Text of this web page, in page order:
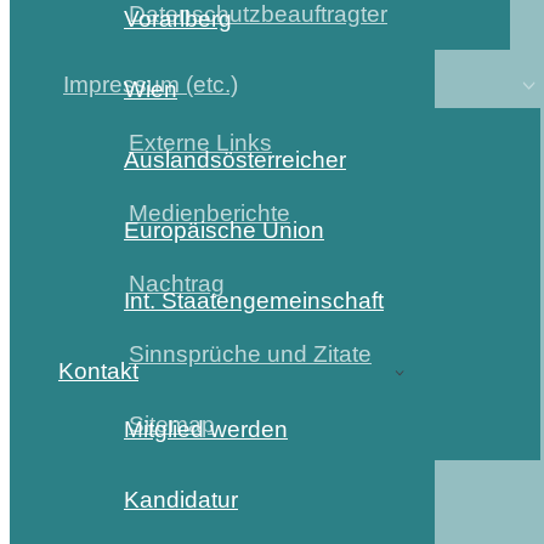
Datenschutzbeauftragter
Impressum (etc.)
Externe Links
Medienberichte
Nachtrag
Sinnsprüche und Zitate
Sitemap
Vorarlberg
Wien
Auslandsösterreicher
Europäische Union
Int. Staatengemeinschaft
Kontakt
Mitglied werden
Kandidatur